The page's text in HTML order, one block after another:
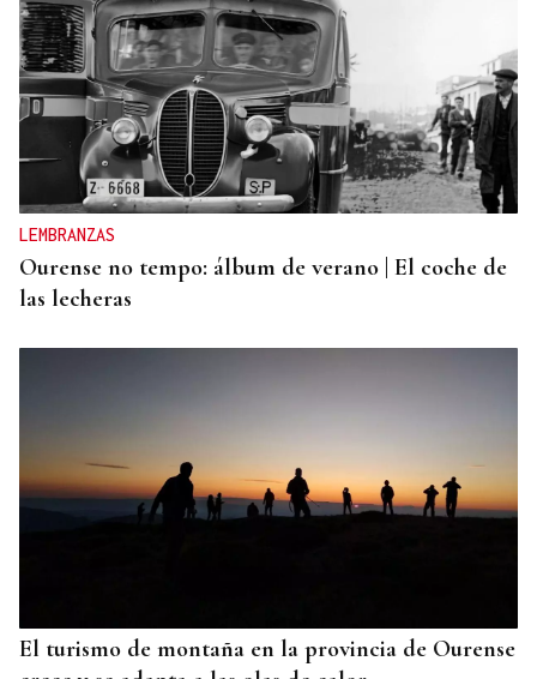
LEMBRANZAS
Ourense no tempo: álbum de verano | El coche de
las lecheras
El turismo de montaña en la provincia de Ourense